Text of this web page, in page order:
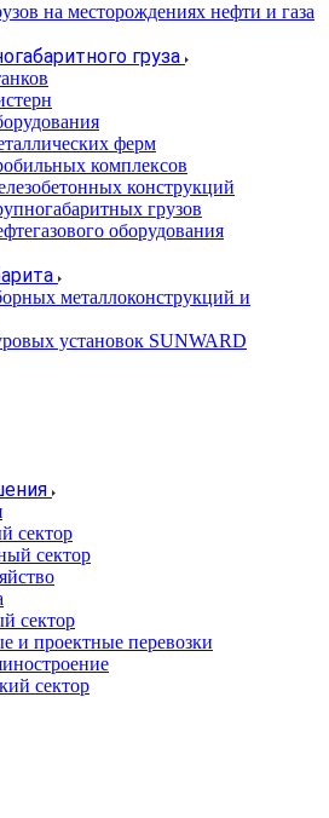
на месторождениях нефти и газа
груза
ферм
комплексов
конструкций
грузов
оборудования
металлоконструкций и
установок SUNWARD
сектор
сектор
сектор
и проектные перевозки
сектор